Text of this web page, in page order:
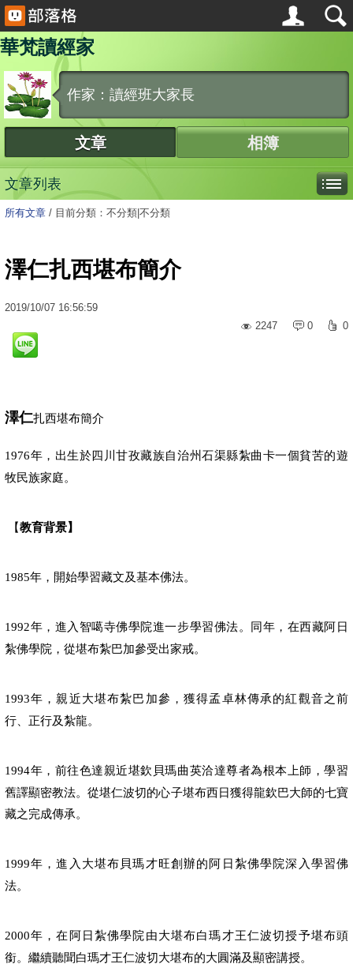
華梵讀經家
作家：讀經班大家長
文章 相簿
文章列表
所有文章 / 目前分類：不分類|不分類
澤仁扎西堪布簡介
2019/10/07 16:56:59
2247
0 0
澤仁扎西堪布簡介
1976年，出生於四川甘孜藏族自治州石渠縣紮曲卡一個貧苦的遊
牧民族家庭。
【教育背景】
1985年，開始學習藏文及基本佛法。
1992年，進入智噶寺佛學院進一步學習佛法。同年，在西藏阿日
紮佛學院，從堪布紮巴加參受出家戒。
1993年，親近大堪布紮巴加參，獲得孟卓林傳承的紅觀音之前
行、正行及紮龍。
1994年，前往色達親近堪欽貝瑪曲英洽達尊者為根本上師，學習
舊譯顯密教法。從堪仁波切的心子堪布西日獲得龍欽巴大師的七寶
藏之完成傳承。
1999年，進入大堪布貝瑪才旺創辦的阿日紮佛學院深入學習佛
法。
2000年，在阿日紮佛學院由大堪布白瑪才王仁波切授予堪布頭
銜。繼續聽聞白瑪才王仁波切大堪布的大圓滿及顯密講授。